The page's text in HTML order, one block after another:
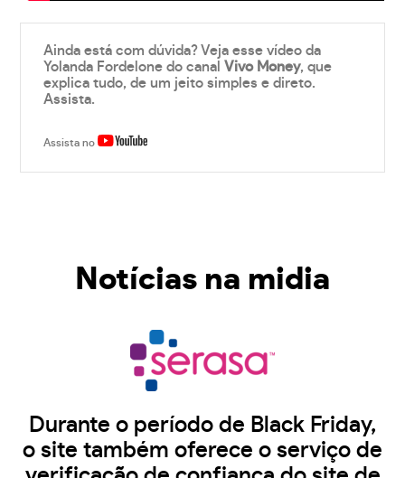
Ainda está com dúvida? Veja esse vídeo da
Yolanda Fordelone do canalVivo Money, que
explica tudo, de um jeito simples e direto.
Assista.
Assista no
Notícias na midia
Durante o período de Black Friday,
o site também oferece o serviço de